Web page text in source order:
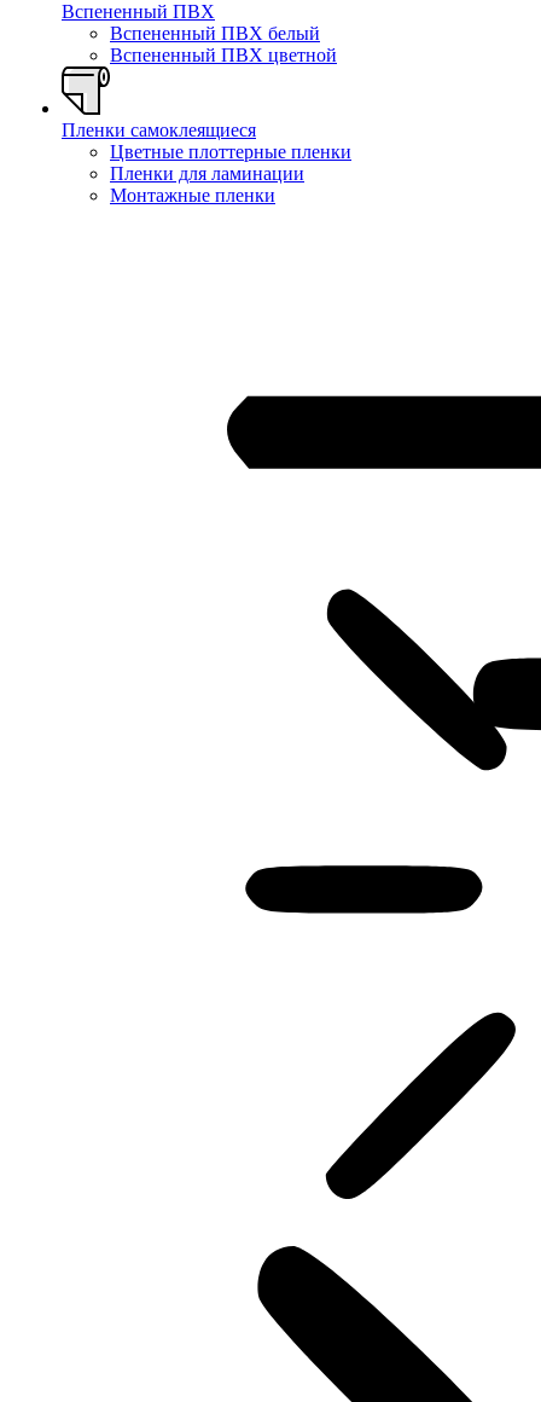
Вспененный ПВХ
Вспененный ПВХ белый
Вспененный ПВХ цветной
Пленки самоклеящиеся
Цветные плоттерные пленки
Пленки для ламинации
Монтажные пленки